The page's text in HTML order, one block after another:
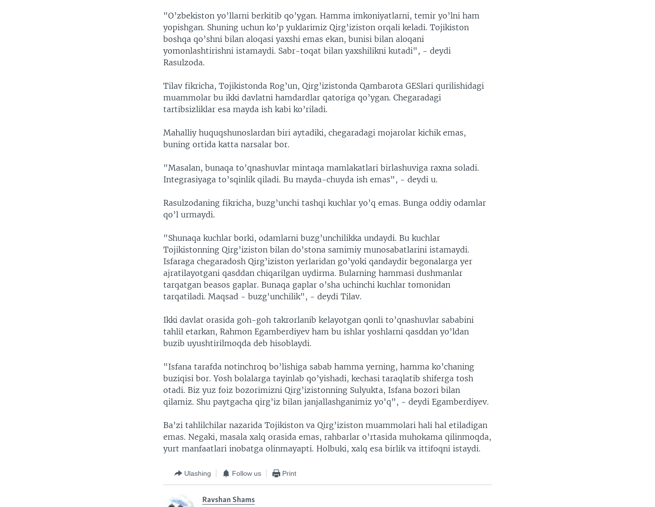
"O’zbekiston yo’llarni berkitib qo’ygan. Hamma imkoniyatlarni, temir yo’lni ham
yopishgan. Shuning uchun ko’p yuklarimiz Qirg’iziston orqali keladi. Tojikiston
boshqa qo’shni bilan aloqasi yaxshi emas ekan, bunisi bilan aloqani
yomonlashtirishni istamaydi. Sabr-toqat bilan yaxshilikni kutadi", - deydi
Rasulzoda.
Tilav fikricha, Tojikistonda Rog’un, Qirg’izistonda Qambarota GESlari qurilishidagi
muammolar bu ikki davlatni hamdardlar qatoriga qo’ygan. Chegaradagi
tartibsizliklar esa mayda ish kabi ko’riladi.
Mahalliy huquqshunoslardan biri aytadiki, chegaradagi mojarolar kichik emas,
buning ortida katta narsalar bor.
"Masalan, bunaqa to’qnashuvlar mintaqa mamlakatlari birlashuviga raxna soladi.
Integrasiyaga to’sqinlik qiladi. Bu mayda-chuyda ish emas", - deydi u.
Rasulzodaning fikricha, buzg’unchi tashqi kuchlar yo’q emas. Bunga oddiy odamlar
qo’l urmaydi.
"Shunaqa kuchlar borki, odamlarni buzg’unchilikka undaydi. Bu kuchlar
Tojikistonning Qirg’iziston bilan do’stona samimiy munosabatlarini istamaydi.
Isfaraga chegaradosh Qirg’iziston yerlaridan go’yoki qandaydir begonalarga yer
ajratilayotgani qasddan chiqarilgan uydirma. Bularning hammasi dushmanlar
tarqatgan beasos gaplar. Bunaqa gaplar o’sha uchinchi kuchlar tomonidan
tarqatiladi. Maqsad - buzg'unchilik", - deydi Tilav.
Ikki davlat orasida goh-goh takrorlanib kelayotgan qonli to’qnashuvlar sababini
tahlil etarkan, Rahmon Egamberdiyev ham bu ishlar yoshlarni qasddan yo’ldan
buzib uyushtirilmoqda deb hisoblaydi.
"Isfana tarafda notinchroq bo’lishiga sabab hamma yerning, hamma ko’chaning
buziqisi bor. Yosh bolalarga tayinlab qo’yishadi, kechasi taraqlatib shiferga tosh
otadi. Biz yuz foiz bozorimizni Qirg’izistonning Sulyukta, Isfana bozori bilan
qilamiz. Shu paytgacha qirg’iz bilan janjallashganimiz yo'q", - deydi Egamberdiyev.
Ba’zi tahlilchilar nazarida Tojikiston va Qirg’iziston muammolari hali hal etiladigan
emas. Negaki, masala xalq orasida emas, rahbarlar o’rtasida muhokama qilinmoqda,
yurt manfaatlari inobatga olinmayapti. Holbuki, xalq esa birlik va ittifoqni istaydi.
Ulashing Follow us Print
Ravshan Shams